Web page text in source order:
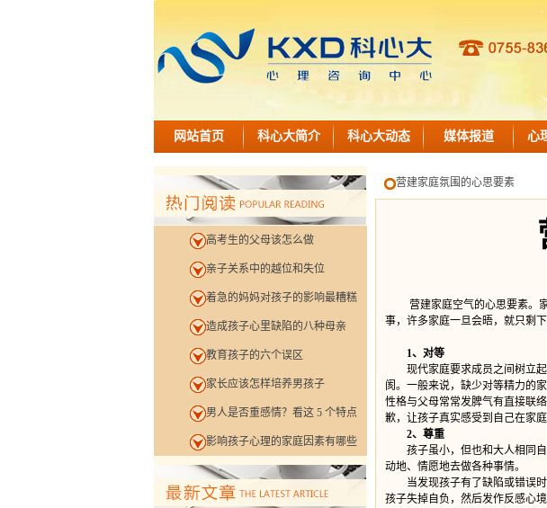
网站首页 科心大简介 科心大动态 媒体报道 心
高考生的父母该怎么做
亲子关系中的越位和失位
着急的妈妈对孩子的影响最糟糕
造成孩子心里缺陷的八种母亲
教育孩子的六个误区
家长应该怎样培养男孩子
男人是否重感情？看这 5 个特点
影响孩子心理的家庭因素有哪些
营建家庭氛围的心思要素
营建家庭空气的心思要素。家
事，许多家庭一旦会晤，就只剩
1、对等
现代家庭要求成员之间树立起
阂。一般来说，缺少对等精力的
性格与父母常常发脾气有直接联
歉，让孩子真实感受到自己在家庭
2、尊重
孩子虽小，但也和大人相同自
动地、情愿地去做各种事情。
当发现孩子有了缺陷或错误时
孩子失掉自负，然后发作反感心